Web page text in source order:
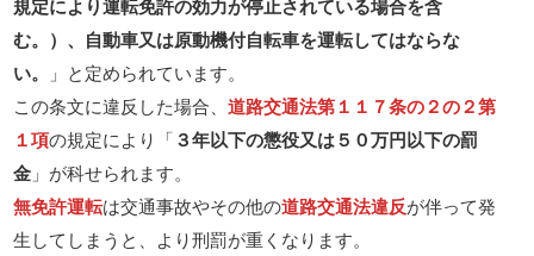
規定により運転免許の効力が停止されている場合を含
む。）、自動車又は原動機付自転車を運転してはならな
い。
」と定められています。
この条文に違反した場合、道路交通法第１１７条の２の２第
１項の規定により「３年以下の懲役又は５０万円以下の罰
金 」が科せられます。
無免許運転は交通事故やその他の道路交通法違反が伴って発
生してしまうと、より刑罰が重くなります。